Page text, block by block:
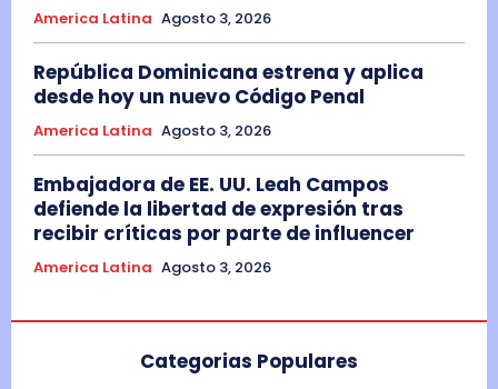
America Latina Agosto 3, 2026
República Dominicana estrena y aplica
desde hoy un nuevo Código Penal
America Latina Agosto 3, 2026
Embajadora de EE. UU. Leah Campos
defiende la libertad de expresión tras
recibir críticas por parte de influencer
America Latina Agosto 3, 2026
Categorias Populares